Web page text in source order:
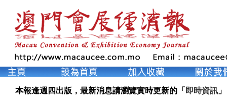
本報逢週四出版，最新消息請瀏覽實時更新的「 即時資訊 」